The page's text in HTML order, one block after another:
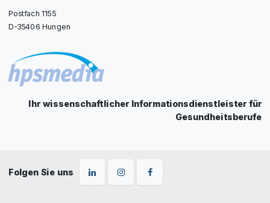
Postfach 1155
D-35406 Hungen
Ihr wissenschaftlicher Informationsdienstleister für
Gesundheitsberufe
Folgen Sie uns